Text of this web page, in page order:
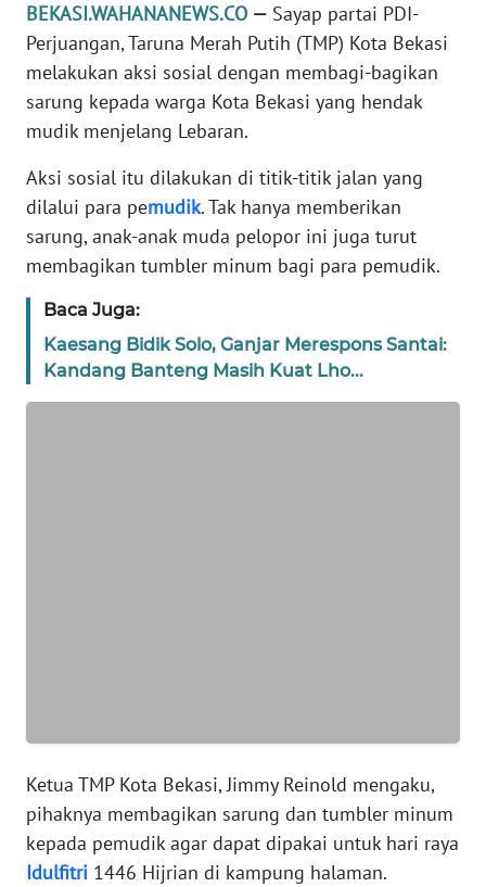
BEKASI.WAHANANEWS.CO — Sayap partai PDI-
Perjuangan, Taruna Merah Putih (TMP) Kota Bekasi
melakukan aksi sosial dengan membagi-bagikan
sarung kepada warga Kota Bekasi yang hendak
mudik menjelang Lebaran.
Aksi sosial itu dilakukan di titik-titik jalan yang
dilalui para pemudik. Tak hanya memberikan
sarung, anak-anak muda pelopor ini juga turut
membagikan tumbler minum bagi para pemudik.
Baca Juga:
Kaesang Bidik Solo, Ganjar Merespons Santai:
Kandang Banteng Masih Kuat Lho...
Ketua TMP Kota Bekasi, Jimmy Reinold mengaku,
pihaknya membagikan sarung dan tumbler minum
kepada pemudik agar dapat dipakai untuk hari raya
Idulfitri 1446 Hijrian di kampung halaman.
KARIR
DISCLAIMER
News
Regional
WN
SUMUT
JAKARTA
WN
WN
PAPUA
BARAT